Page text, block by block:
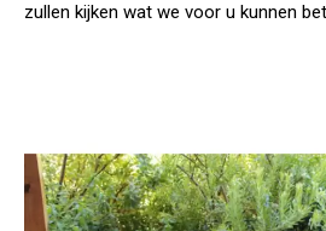
zullen kijken wat we voor u kunnen